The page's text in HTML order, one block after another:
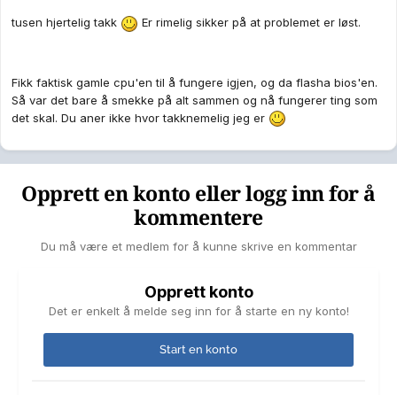
tusen hjertelig takk Er rimelig sikker på at problemet er løst.
Fikk faktisk gamle cpu'en til å fungere igjen, og da flasha bios'en.
Så var det bare å smekke på alt sammen og nå fungerer ting som
det skal. Du aner ikke hvor takknemelig jeg er
Opprett en konto eller logg inn for å
kommentere
Du må være et medlem for å kunne skrive en kommentar
Opprett konto
Det er enkelt å melde seg inn for å starte en ny konto!
Start en konto